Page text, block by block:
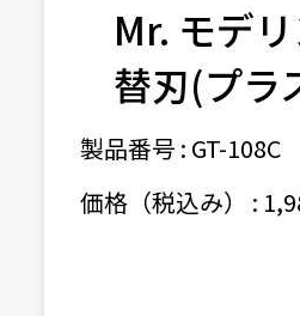
Mr. モデ
替刃(プラ
製品番号 : GT-108C
価格（税込み） :